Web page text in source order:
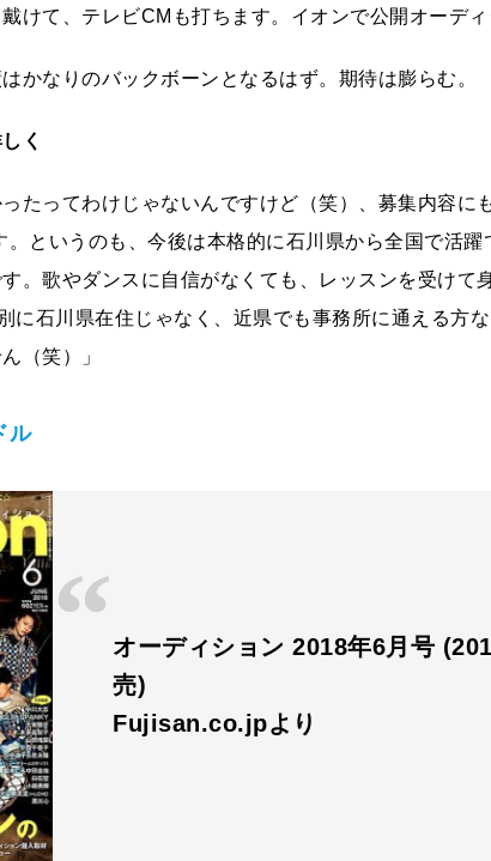
けて、テレビCMも打ちます。イオンで公開オーディ
かなりのバックボーンとなるはず。期待は膨らむ。
く
たってわけじゃないんですけど（笑）、募集内容に
。というのも、今後は本格的に石川県から全国で活躍
。歌やダンスに自信がなくても、レッスンを受けて
に石川県在住じゃなく、近県でも事務所に通える方
（笑）」
ル
オーディション 2018年6月号
売)
Fujisan.co.jpより